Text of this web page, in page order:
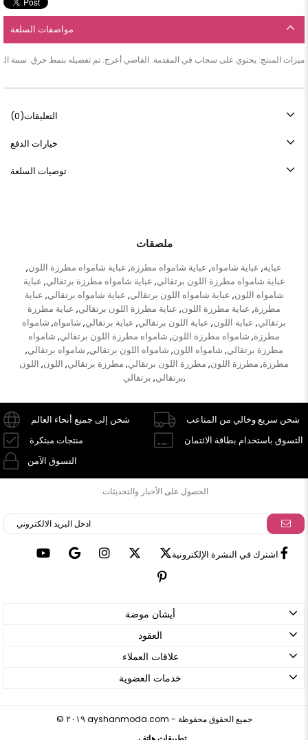
مواصفات السلعة
ميزات المنتج: يحتوي على سحاب في المقدمة. القاضي أعرج. تم تفصيله بنمط حرق. سمة النسيج: جلد سويدي. طول المنتج: 145 سم. نطاق الحجم: تتوفر أحجام 38-40-42-44-46-48-50. أبعاد النموذج: الارتفاع: 1.65 الوزن: 55 محيط الصدر: 85 سم محيط الخصر: 70 سم محيط
التعليقات(0)
خيارات الدفع
توصيات السلعة
ملصقات
عباية, عباية شامواه, عباية شامواه مطرزة, عباية شامواه مطرزة اللون,
عباية شامواه مطرزة اللون برتقالي, عباية شامواه مطرزة برتقالي, عباية
شامواه اللون, عباية شامواه اللون برتقالي, عباية شامواه برتقالي, عباية
مطرزة, عباية مطرزة اللون, عباية مطرزة اللون برتقالي, عباية مطرزة
برتقالي, عباية اللون, عباية اللون برتقالي, عباية برتقالي, شامواه, شامواه
مطرزة, شامواه مطرزة اللون, شامواه مطرزة اللون برتقالي, شامواه
مطرزة برتقالي, شامواه اللون, شامواه اللون برتقالي, شامواه برتقالي,
مطرزة, مطرزة اللون, مطرزة اللون برتقالي, مطرزة برتقالي, اللون, اللون
برتقالي, برتقالي ,
شحن إلى جميع أنحاء العالم
شحن سريع وخالي من المتاعب
منتجات مبتكرة
التسوق باستخدام بطاقة الائتمان
التسوق الآمن
الحصول على الأخبار والتحديثات.
اشترك في النشرة الإلكترونية
أيشان موضة
العقود
علاقات العملاء
خدمات العضوية
© ٢٠١٩
ayshanmoda.com - جميع الحقوق محفوظة